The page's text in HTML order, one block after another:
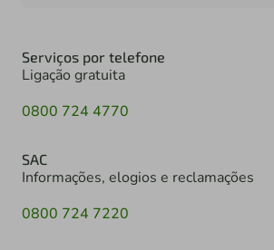
Serviços por telefone
Ligação gratuita
0800 724 4770
SAC
Informações, elogios e reclamações
0800 724 7220